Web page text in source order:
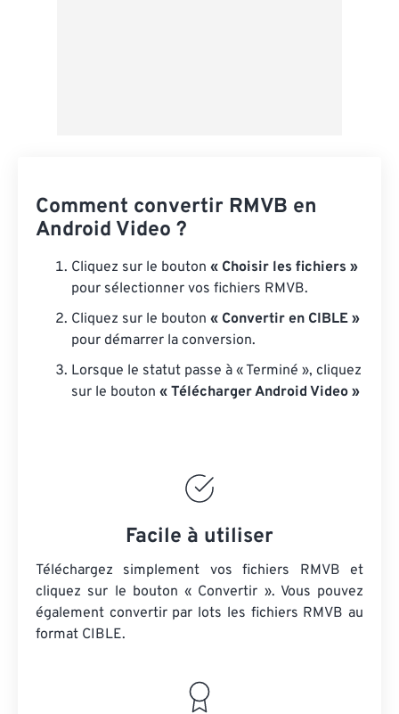
Comment convertir RMVB en
Android Video ?
Cliquez sur le bouton « Choisir les fichiers »
pour sélectionner vos fichiers RMVB.
Cliquez sur le bouton « Convertir en CIBLE »
pour démarrer la conversion.
Lorsque le statut passe à « Terminé », cliquez
sur le bouton « Télécharger Android Video »
Facile à utiliser
Téléchargez simplement vos fichiers RMVB et
cliquez sur le bouton « Convertir ». Vous pouvez
également convertir par lots les fichiers RMVB au
format CIBLE.